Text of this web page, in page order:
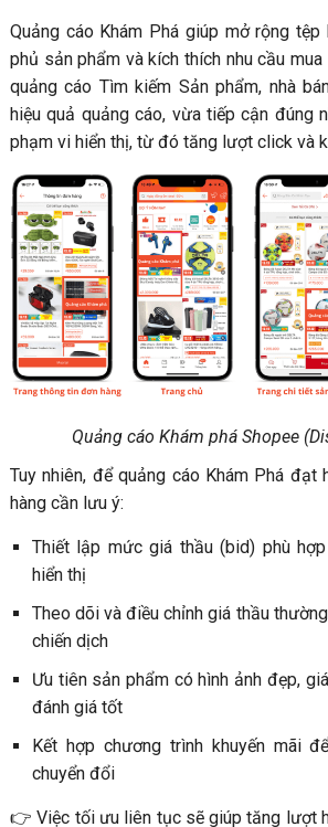
Quảng cáo Khám Phá giúp mở rộng tệp
phủ sản phẩm và kích thích nhu cầu
quảng cáo Tìm kiếm Sản phẩm, nhà
hiệu quả quảng cáo, vừa tiếp cận đúng
phạm vi hiển thị, từ đó tăng lượt click và
Quảng cáo Khám phá Shopee
Tuy nhiên, để quảng cáo Khám Phá đạt
hàng cần lưu ý:
Thiết lập mức giá thầu (bid) phù
hiển thị
Theo dõi và điều chỉnh giá thầu
chiến dịch
Ưu tiên sản phẩm có hình ảnh đẹp,
đánh giá tốt
Kết hợp chương trình khuyến mãi
chuyển đổi
👉 Việc tối ưu liên tục sẽ giúp tăng lượt